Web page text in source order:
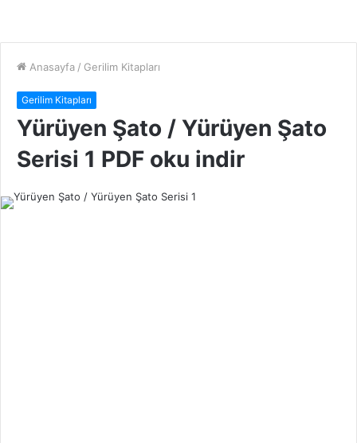
Anasayfa / Gerilim Kitapları
Gerilim Kitapları
Yürüyen Şato / Yürüyen Şato
Serisi 1 PDF oku indir